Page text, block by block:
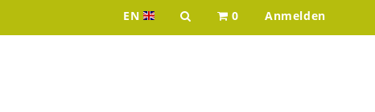
EN Idee & Werk - your wholesaler for
0 Anmelden